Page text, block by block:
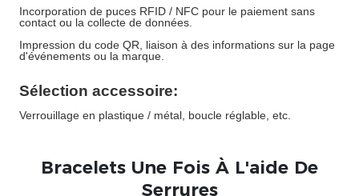
Incorporation de puces RFID / NFC pour le paiement sans
contact ou la collecte de données.
Impression du code QR, liaison à des informations sur la page
d'événements ou la marque.
Sélection accessoire:
Verrouillage en plastique / métal, boucle réglable, etc.
Bracelets Une Fois À L'aide De
Serrures